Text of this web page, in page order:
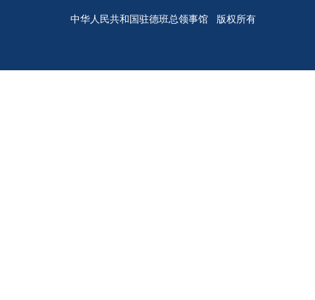
中华人民共和国驻德班总领事馆 版权所有